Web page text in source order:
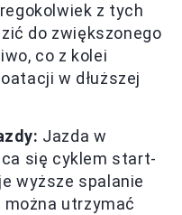
z tych
do zwiększonego
co z kolei
w dłuższej
Jazda w
się cyklem start-
wyższe spalanie
można utrzymać